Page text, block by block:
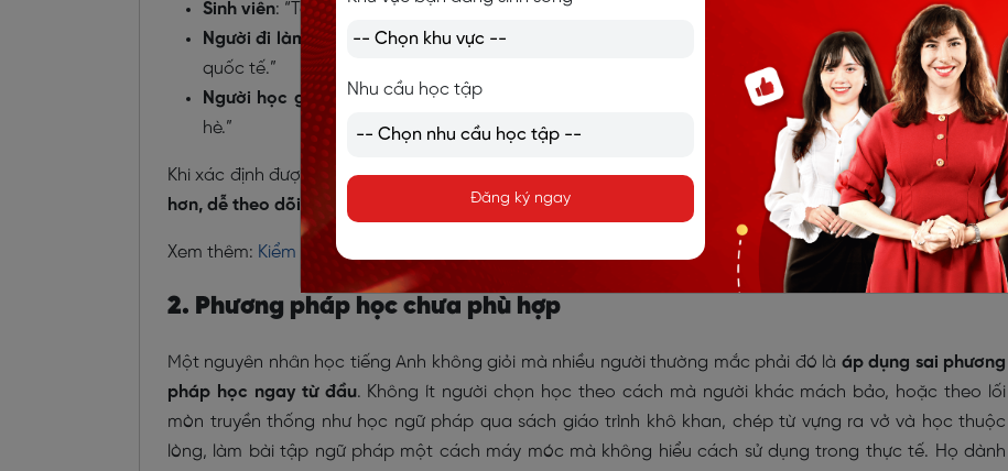
Sinh viên: “Tôi muốn đạt IELTS 6.5 trong 6 tháng tới để đủ điều kiện nộp hồ sơ du học.”
Người đi làm: “Tôi sẽ luyện nghe – nói trong vòng 3 tháng để có thể tự tin thuyết trình trước đối tác
quốc tế.”
Người học giao tiếp: “Tôi sẽ luyện nói 3 buổi mỗi tuần để tự tin giao tiếp khi đi du lịch vào kỳ nghỉ
hè.”
Khi xác định được đúng trình độ và đặt ra mục tiêu rõ ràng, việc học tiếng Anh sẽ trở nêncó định hướng
hơn, dễ theo dõi tiến trình
, và đặc biệt làgiúp bạn duy trì được động lực lâu dài.
Xem thêm: Kiểm tra trình độ tiếng Anh online miễn phí, nhận kết quả ngay
2. Phương pháp học chưa phù hợp
Một nguyên nhân học tiếng Anh không giỏi mà nhiều người thường mắc phải đó là áp dụng sai phương
pháp học ngay từ đầu. Không ít người chọn học theo cách mà người khác mách bảo, hoặc theo lối
mòn truyền thống như học ngữ pháp qua sách giáo trình khô khan, chép từ vựng ra vở và học thuộc
lòng, làm bài tập ngữ pháp một cách máy móc mà không hiểu cách sử dụng trong thực tế. Họ dành
Nhu cầu học tập
Đăng ký ngay